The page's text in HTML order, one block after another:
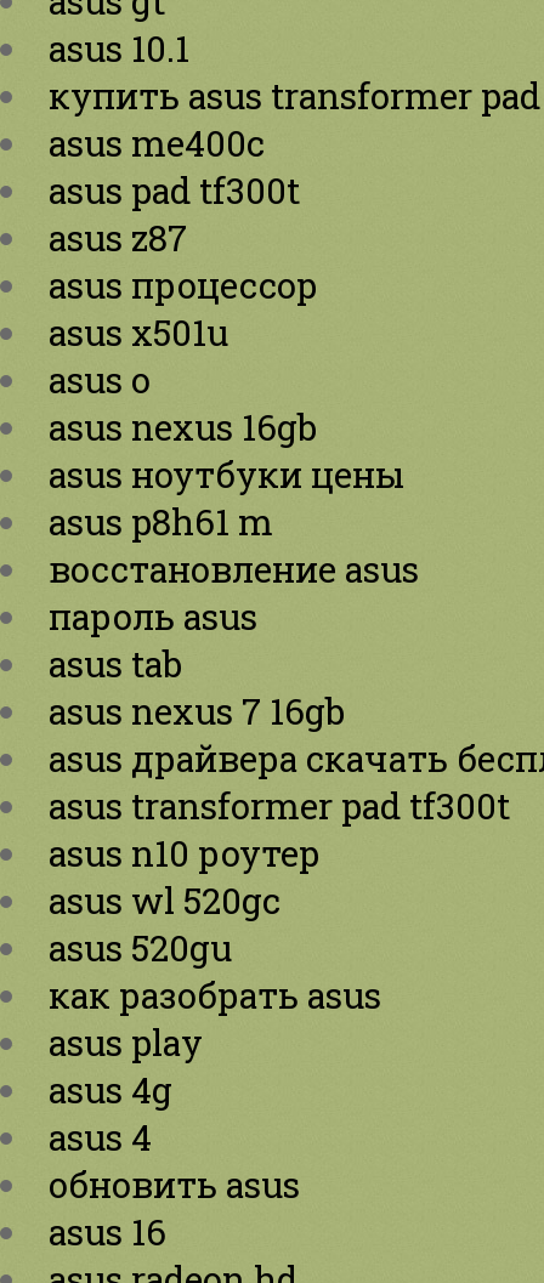
asus 10.1
купить asus transformer pad
asus me400c
asus pad tf300t
asus z87
asus процессор
asus x501u
asus o
asus nexus 16gb
asus ноутбуки цены
asus p8h61 m
восстановление asus
пароль asus
asus tab
asus nexus 7 16gb
asus драйвера скачать
asus transformer pad tf300t
asus n10 роутер
asus wl 520gc
asus 520gu
как разобрать asus
asus play
asus 4g
asus 4
обновить asus
asus 16